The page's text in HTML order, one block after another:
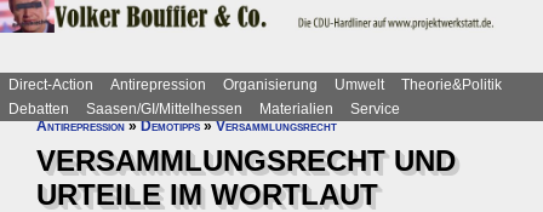
Direct-Action Antirepression Organisierung Umwelt
Theorie&Politik
Debatten
Saasen/GI/Mittelhessen Materialien
Service
Antirepression»Demotipps»Versammlungsrecht
VERSAMMLUNGSRECHT UND
URTEILE IM WORTLAUT